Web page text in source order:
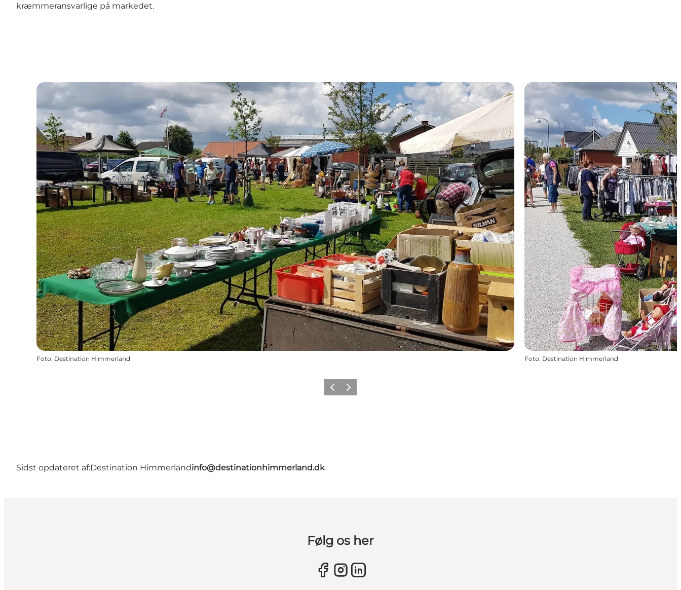
kræmmeransvarlige på markedet.
Foto: Destination Himmerland Foto: Destination Himmerland
Forrige billede
Næste billede
Sidst opdateret af:Destination Himmerlandinfo@destinationhimmerland.dk
Følg os her